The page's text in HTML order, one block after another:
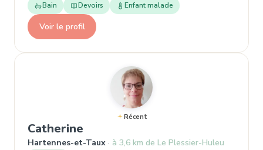
Bain Devoirs Enfant malade
Voir le profil
Récent
Catherine
Hartennes-et-Taux à 3,6 km de Le Plessier-Huleu